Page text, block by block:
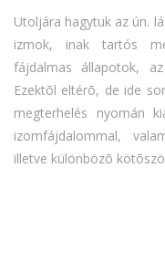
Utoljára hagytuk az ún.
izmok, inak tartós
fájdalmas állapotok,
Ezektõl eltérõ, de ide
megterhelés nyomán
izomfájdalommal,
illetve különbözõ